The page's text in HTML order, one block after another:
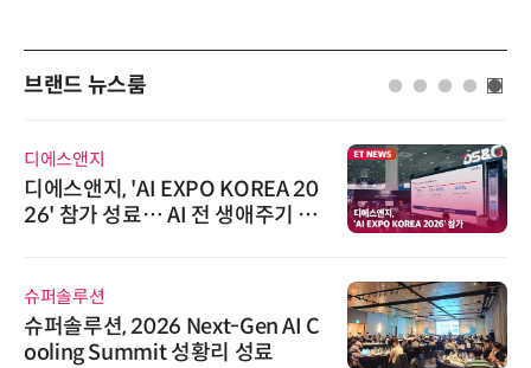
브랜드 뉴스룸
디에스앤지
디에스앤지, 'AI EXPO KOREA 20
26' 참가 성료… AI 전 생애주기 아
슈퍼솔루션
슈퍼솔루션, 2026 Next-Gen AI C
ooling Summit 성황리 성료